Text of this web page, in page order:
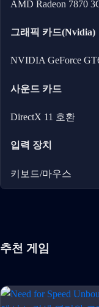
AMD Radeon 7870
그래픽 카드(Nvidia)
NVIDIA GeForce
사운드 카드
DirectX 11 호환
입력 장치
키보드/마우스
추천 게임